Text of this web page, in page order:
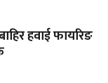
हवाई फायरिङ